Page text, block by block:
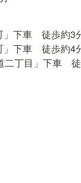
下車　徒歩約3
下車　徒歩約4
丁目」下車　